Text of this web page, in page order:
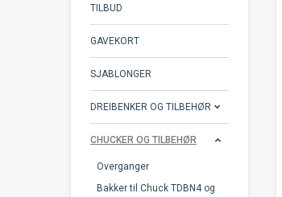
TILBUD
GAVEKORT
SJABLONGER
DREIBENKER OG TILBEHØR
CHUCKER OG TILBEHØR
Overganger
Bakker til Chuck TDBN4 og